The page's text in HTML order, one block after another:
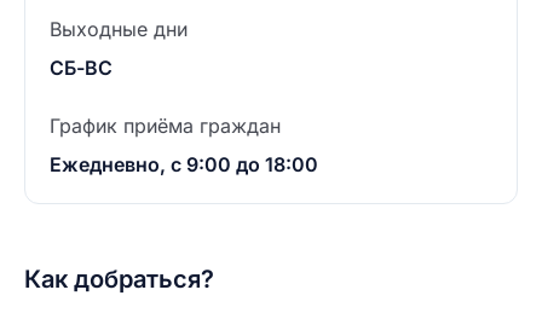
Выходные дни
СБ-ВС
График приёма граждан
Ежедневно, с 9:00 до 18:00
Как добраться?